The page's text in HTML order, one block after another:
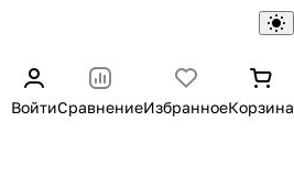
ВойтиСравнениеИзбранноеКорзина